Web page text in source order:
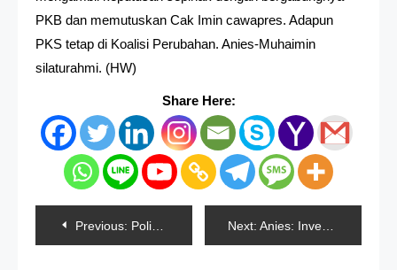
PKB dan memutuskan Cak Imin cawapres. Adapun
PKS tetap di Koalisi Perubahan. Anies-Muhaimin
silaturahmi. (HW)
Share Here:
Navigasi
Previous: Polisi Batalkan Tilang Uji Emisi Next: Anies: Investasi Pemicu Penderitaan Perlu Dikoreksi